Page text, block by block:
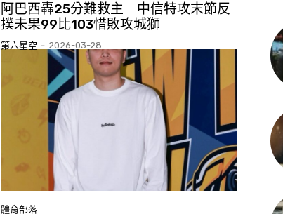
阿巴西轟25分難救主 中信特攻末節反
撲未果99比103惜敗攻城獅
第六星空 - 2026-03-28
體育部落